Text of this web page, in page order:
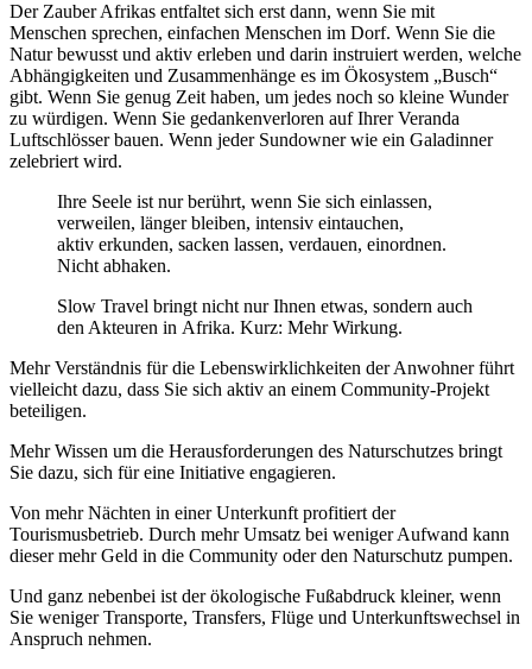
Der Zauber Afrikas entfaltet sich erst dann, wenn Sie mit
Menschen sprechen, einfachen Menschen im Dorf. Wenn Sie die
Natur bewusst und aktiv erleben und darin instruiert werden, welche
Abhängigkeiten und Zusammenhänge es im Ökosystem „Busch“
gibt. Wenn Sie genug Zeit haben, um jedes noch so kleine Wunder
zu würdigen. Wenn Sie gedankenverloren auf Ihrer Veranda
Luftschlösser bauen. Wenn jeder Sundowner wie ein Galadinner
zelebriert wird.
Ihre Seele ist nur berührt, wenn Sie sich einlassen,
verweilen, länger bleiben, intensiv eintauchen,
aktiv erkunden, sacken lassen, verdauen, einordnen.
Nicht abhaken.
Slow Travel bringt nicht nur Ihnen etwas, sondern auch
den Akteuren in Afrika. Kurz: Mehr Wirkung.
Mehr Verständnis für die Lebenswirklichkeiten der Anwohner führt
vielleicht dazu, dass Sie sich aktiv an einem Community-Projekt
beteiligen.
Mehr Wissen um die Herausforderungen des Naturschutzes bringt
Sie dazu, sich für eine Initiative engagieren.
Von mehr Nächten in einer Unterkunft profitiert der
Tourismusbetrieb. Durch mehr Umsatz bei weniger Aufwand kann
dieser mehr Geld in die Community oder den Naturschutz pumpen.
Und ganz nebenbei ist der ökologische Fußabdruck kleiner, wenn
Sie weniger Transporte, Transfers, Flüge und Unterkunftswechsel in
Anspruch nehmen.